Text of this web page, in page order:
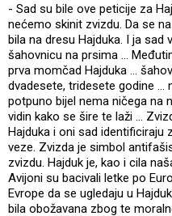
- Sad su bile ove peticije za
nećemo skinit zvizdu. Da se
bila na dresu Hajduka. I ja sad
šahovnicu na prsima ...
prva momčad Hajduka ...
dvadesete, tridesete godine ...
potpuno bijel nema ničega na
vidin kako se šire te laži ...
Hajduka i oni sad identificiraju
veze. Zvizda je simbol
zvizdu. Hajduk je, kao i cila
Avijoni su bacivali letke po
Evrope da se ugledaju u
bila obožavana zbog te